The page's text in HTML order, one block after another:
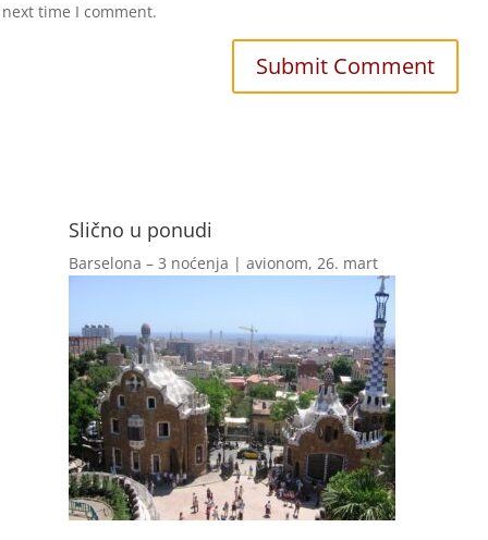
next time I comment.
Slično u ponudi
Barselona – 3 noćenja | avionom, 26. mart